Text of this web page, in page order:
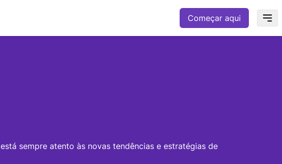
Começar aqui
sempre atento às novas tendências e estratégias de